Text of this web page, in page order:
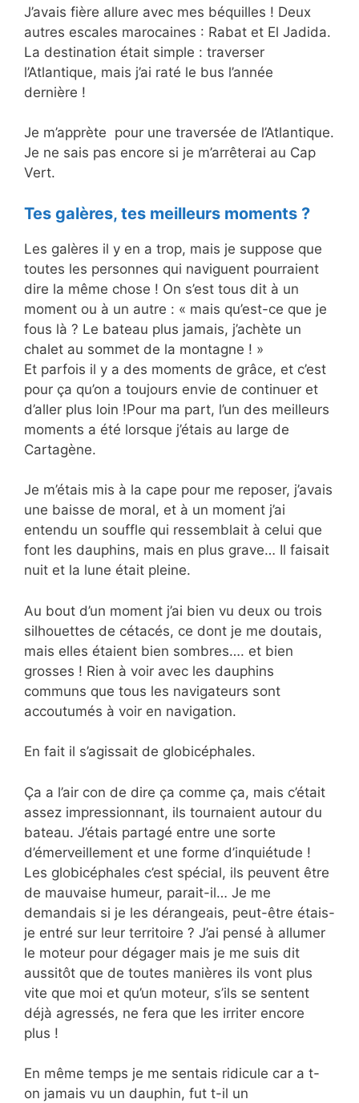
J’avais fière allure avec mes béquilles ! Deux
autres escales marocaines : Rabat et El Jadida.
La destination était simple : traverser
l’Atlantique, mais j’ai raté le bus l’année
dernière !
Je m’apprète pour une traversée de l’Atlantique.
Je ne sais pas encore si je m’arrêterai au Cap
Vert.
Tes galères, tes meilleurs moments ?
Les galères il y en a trop, mais je suppose que
toutes les personnes qui naviguent pourraient
dire la même chose ! On s’est tous dit à un
moment ou à un autre : « mais qu’est-ce que je
fous là ? Le bateau plus jamais, j’achète un
chalet au sommet de la montagne ! »
Et parfois il y a des moments de grâce, et c’est
pour ça qu’on a toujours envie de continuer et
d’aller plus loin !Pour ma part, l’un des meilleurs
moments a été lorsque j’étais au large de
Cartagène.
Je m’étais mis à la cape pour me reposer, j’avais
une baisse de moral, et à un moment j’ai
entendu un souffle qui ressemblait à celui que
font les dauphins, mais en plus grave… Il faisait
nuit et la lune était pleine.
Au bout d’un moment j’ai bien vu deux ou trois
silhouettes de cétacés, ce dont je me doutais,
mais elles étaient bien sombres…. et bien
grosses ! Rien à voir avec les dauphins
communs que tous les navigateurs sont
accoutumés à voir en navigation.
En fait il s’agissait de globicéphales.
Ça a l’air con de dire ça comme ça, mais c’était
assez impressionnant, ils tournaient autour du
bateau. J’étais partagé entre une sorte
d’émerveillement et une forme d’inquiétude !
Les globicéphales c’est spécial, ils peuvent être
de mauvaise humeur, parait-il… Je me
demandais si je les dérangeais, peut-être étais-
je entré sur leur territoire ? J’ai pensé à allumer
le moteur pour dégager mais je me suis dit
aussitôt que de toutes manières ils vont plus
vite que moi et qu’un moteur, s’ils se sentent
déjà agressés, ne fera que les irriter encore
plus !
En même temps je me sentais ridicule car a t-
on jamais vu un dauphin, fut t-il un